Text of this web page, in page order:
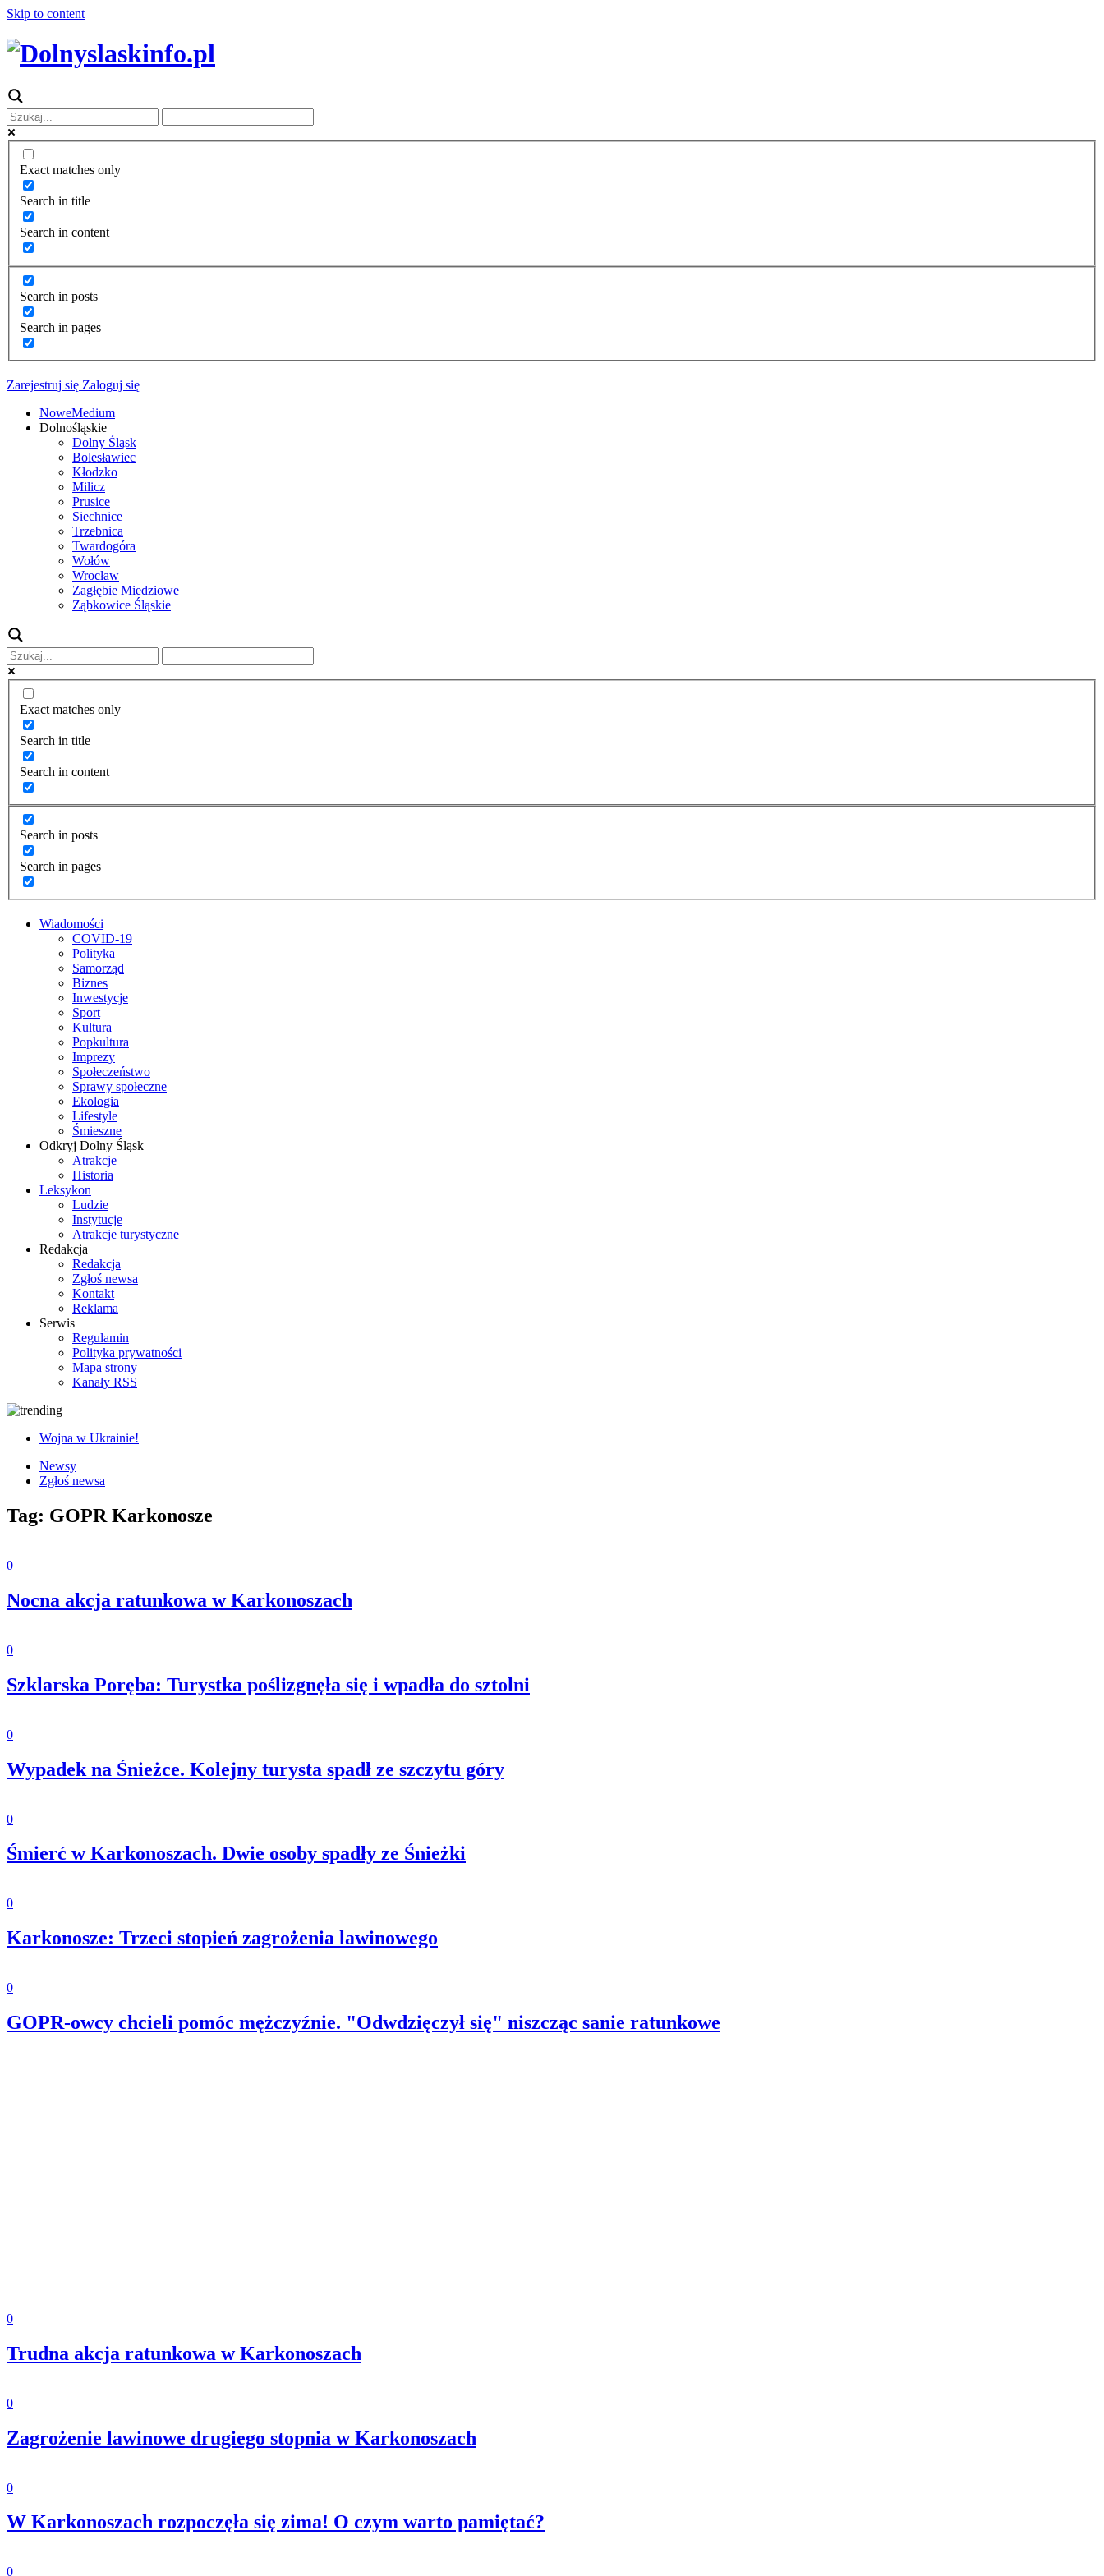
Skip to content
Exact matches only
Search in title
Search in content
Search in posts
Search in pages
Zarejestruj się Zaloguj się
NoweMedium
Dolnośląskie
Dolny Śląsk
Bolesławiec
Kłodzko
Milicz
Prusice
Siechnice
Trzebnica
Twardogóra
Wołów
Wrocław
Zagłębie Miedziowe
Ząbkowice Śląskie
Exact matches only
Search in title
Search in content
Search in posts
Search in pages
Wiadomości
COVID-19
Polityka
Samorząd
Biznes
Inwestycje
Sport
Kultura
Popkultura
Imprezy
Społeczeństwo
Sprawy społeczne
Ekologia
Lifestyle
Śmieszne
Odkryj Dolny Śląsk
Atrakcje
Historia
Leksykon
Ludzie
Instytucje
Atrakcje turystyczne
Redakcja
Redakcja
Zgłoś newsa
Kontakt
Reklama
Serwis
Regulamin
Polityka prywatności
Mapa strony
Kanały RSS
Wojna w Ukrainie!
Newsy
Zgłoś newsa
Tag: GOPR Karkonosze
0
Nocna akcja ratunkowa w Karkonoszach
0
Szklarska Poręba: Turystka poślizgnęła się i wpadła do sztolni
0
Wypadek na Śnieżce. Kolejny turysta spadł ze szczytu góry
0
Śmierć w Karkonoszach. Dwie osoby spadły ze Śnieżki
0
Karkonosze: Trzeci stopień zagrożenia lawinowego
0
GOPR-owcy chcieli pomóc mężczyźnie. "Odwdzięczył się" niszcząc sanie ratunkowe
0
Trudna akcja ratunkowa w Karkonoszach
0
Zagrożenie lawinowe drugiego stopnia w Karkonoszach
0
W Karkonoszach rozpoczęła się zima! O czym warto pamiętać?
0